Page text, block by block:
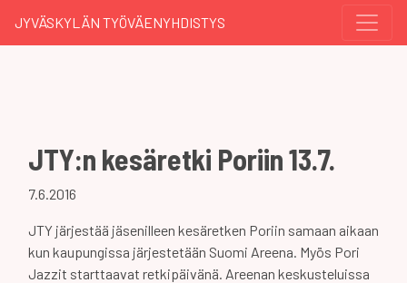
JYVÄSKYLÄN TYÖVÄENYHDISTYS
JTY:n kesäretki Poriin 13.7.
7.6.2016
JTY järjestää jäsenilleen kesäretken Poriin samaan aikaan
kun kaupungissa järjestetään Suomi Areena. Myös Pori
Jazzit starttaavat retkipäivänä. Areenan keskusteluissa